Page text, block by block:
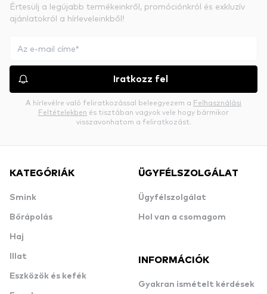
Értesülj a legújabb termékeinkről, promóciónkról és exkluzív
ajánlatokról a hírleveleinkből!
Iratkozz fel
A hírlevélre való feliratkozással beleegyezem a Felhasználási
Feltételekben és tisztában vagyok vele hogy bármikor
visszavonhatom a feliratkozást.
KATEGÓRIÁK
Smink
Bőrápolás
Haj
Illat
Eszközök és kefék
ÜGYFÉLSZOLGÁLAT
Ügyfélszolgálat
Hol van a csomagom
INFORMÁCIÓK
Gyakran ismételt kérdések